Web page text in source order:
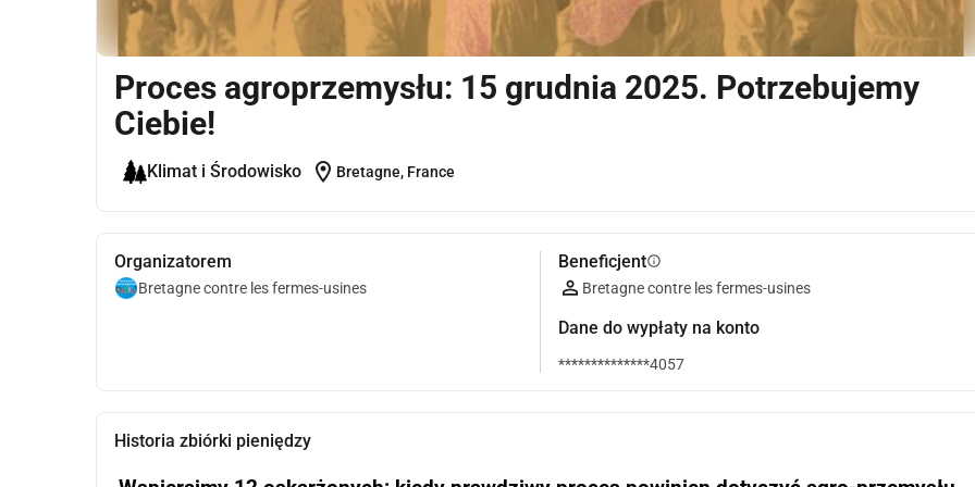
Proces agroprzemysłu: 15 grudnia 2025. Potrzebujemy
Ciebie!
Klimat i Środowisko location_on Bretagne, France
Organizatorem
Bretagne contre les fermes-usines
Beneficjentinfo
Bretagne contre les fermes-usines
Dane do wypłaty na konto
**************4057
Historia zbiórki pieniędzy